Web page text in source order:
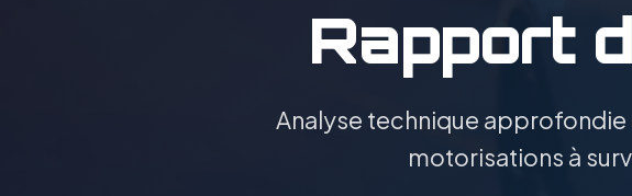
Rapport
Analyse technique
motorisations à